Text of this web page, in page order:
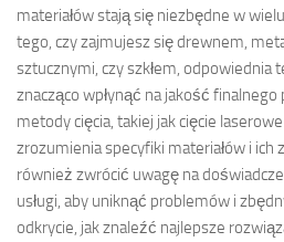
materiałów stają się niezbędne w
tego, czy zajmujesz się drewnem,
sztucznymi, czy szkłem, odpowiednia
znacząco wpłynąć na jakość
metody cięcia, takiej jak cięcie
zrozumienia specyfiki materiałów i ich
również zwrócić uwagę na
usługi, aby uniknąć problemów i
odkrycie, jak znaleźć najlepsze